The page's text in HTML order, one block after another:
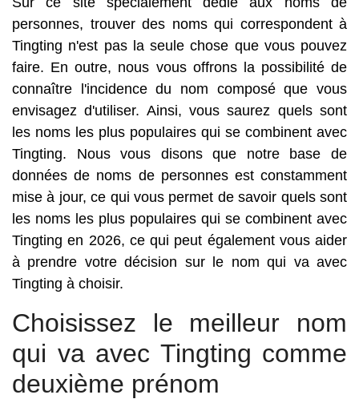
personnes, trouver des noms qui correspondent à
Tingting n'est pas la seule chose que vous pouvez
faire. En outre, nous vous offrons la possibilité de
connaître l'incidence du nom composé que vous
envisagez d'utiliser. Ainsi, vous saurez quels sont
les noms les plus populaires qui se combinent avec
Tingting. Nous vous disons que notre base de
données de noms de personnes est constamment
mise à jour, ce qui vous permet de savoir quels sont
les noms les plus populaires qui se combinent avec
Tingting en 2026, ce qui peut également vous aider
à prendre votre décision sur le nom qui va avec
Tingting à choisir.
Choisissez le meilleur nom
qui va avec Tingting comme
deuxième prénom